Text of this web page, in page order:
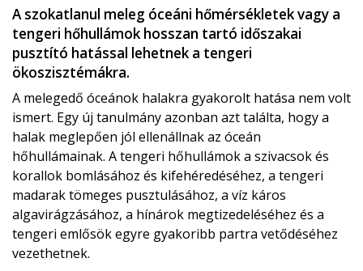
A szokatlanul meleg óceáni hőmérsékletek vagy a
tengeri hőhullámok hosszan tartó időszakai
pusztító hatással lehetnek a tengeri
ökoszisztémákra.
A melegedő óceánok halakra gyakorolt ​​hatása nem volt
ismert. Egy új tanulmány azonban azt találta, hogy a
halak meglepően jól ellenállnak az óceán
hőhullámainak. A tengeri hőhullámok a szivacsok és
korallok bomlásához és kifehéredéséhez, a tengeri
madarak tömeges pusztulásához, a víz káros
algavirágzásához, a hínárok megtizedeléséhez és a
tengeri emlősök egyre gyakoribb partra vetődéséhez
vezethetnek.